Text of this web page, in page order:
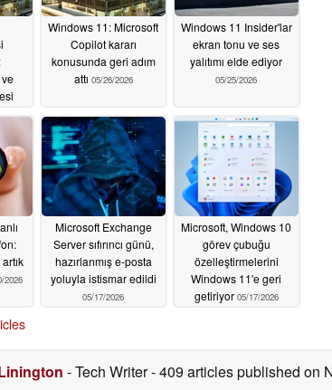
Windows 11: Microsoft
Copilot kararı
konusunda geri adım
attı 05/26/2026
Windows 11 Insider'lar
ekran tonu ve ses
yalıtımı elde ediyor
05/25/2026
2026
Microsoft Exchange
Server sıfırıncı günü,
hazırlanmış e-posta
yoluyla istismar edildi
05/17/2026
Microsoft, Windows 10
görev çubuğu
özelleştirmelerini
Windows 11'e geri
getiriyor 05/17/2026
- Tech Writer- 409 articles published on